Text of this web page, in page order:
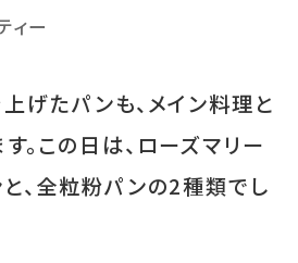
ィー
げたパンも、メイン料理と
。この日は、ローズマリー
、全粒粉パンの2種類でし